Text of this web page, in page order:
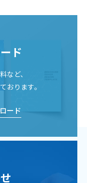
ド
など、
おります。
ード